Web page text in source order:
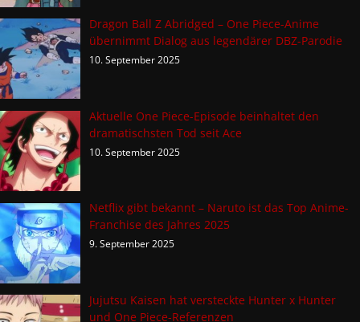
Dragon Ball Z Abridged – One Piece-Anime
übernimmt Dialog aus legendärer DBZ-Parodie
10. September 2025
Aktuelle One Piece-Episode beinhaltet den
dramatischsten Tod seit Ace
10. September 2025
Netflix gibt bekannt – Naruto ist das Top Anime-
Franchise des Jahres 2025
9. September 2025
Jujutsu Kaisen hat versteckte Hunter x Hunter
und One Piece-Referenzen